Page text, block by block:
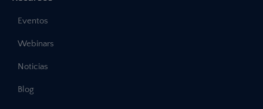
Eventos
Webinars
Noticias
Blog